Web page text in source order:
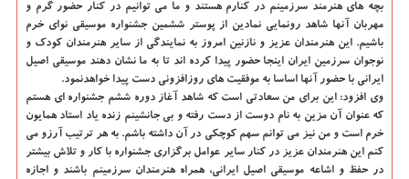
بچه های هنرمند سرزمینم در كنارم هستند و ما می توانیم در كنار حضور گرم و
مهربان آنها شاهد رونمایی نمادین از پوستر ششمین جشنواره موسیقی نوای خرم
باشیم. این هنرمندان عزیز و نازنین امروز به نمایندگی از سایر هنرمندان كودك و
نوجوان سرزمین ایران اینجا حضور پیدا كرده اند تا به ما نشان دهند موسیقی اصیل
ایرانی با حضور آنها اساسا به موفقیت های روزافزونی دست پیدا خواهدنمود.
وی افزود: این برای من سعادتی است كه شاهد آغاز دوره ششم جشنواره ای هستم
كه عنوان آن مزین به نام دوست از دست رفته و بی جانشینم زنده یاد استاد همایون
خرم است و من نیز می توانم سهم كوچكی در آن داشته باشم. به هر ترتیب آرزو می
كنم این هنرمندان عزیز در كنار سایر عوامل برگزاری جشنواره با كار و تلاش بیشتر
در حفظ و اشاعه موسیقی اصیل ایرانی، همراه هنرمندان سرزمینم باشند و اجازه